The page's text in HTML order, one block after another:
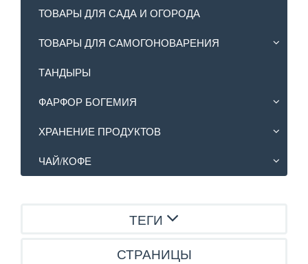
ТОВАРЫ ДЛЯ САДА И ОГОРОДА
ТОВАРЫ ДЛЯ САМОГОНОВАРЕНИЯ
ТАНДЫРЫ
ФАРФОР БОГЕМИЯ
ХРАНЕНИЕ ПРОДУКТОВ
ЧАЙ/КОФЕ
ТЕГИ
СТРАНИЦЫ